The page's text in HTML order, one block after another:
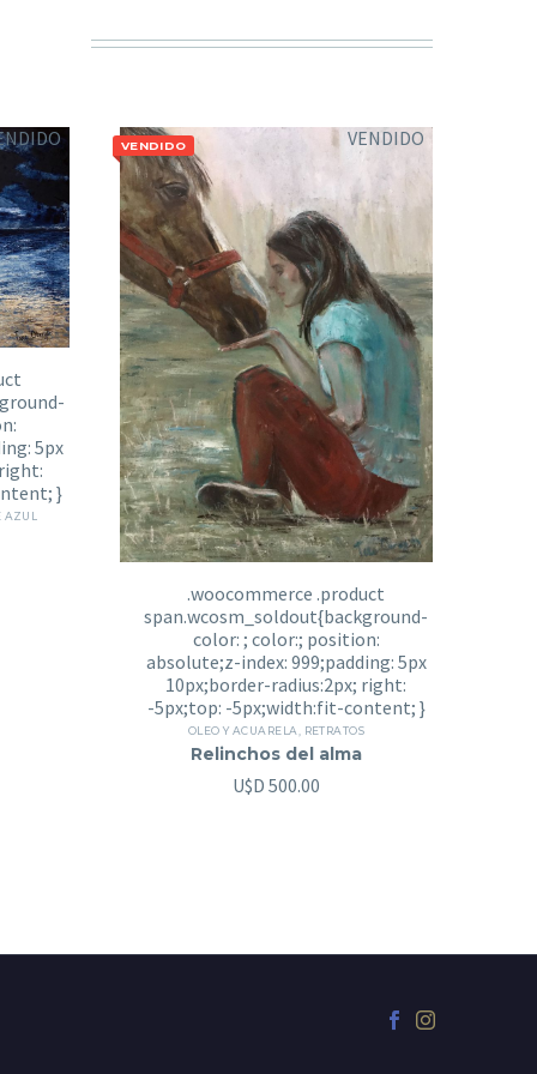
AZUL
VENDIDO VENDIDO
OLEO Y ACUARELA RETRATOS
Relinchos del alma
U$D 500.00